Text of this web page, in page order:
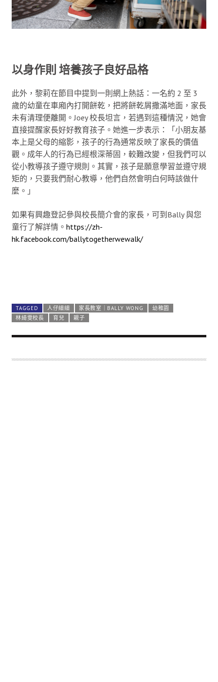
以身作則 培養孩子良好品格
此外，黎莉在節目中提到一則網上熱話：一名約 2 至 3
歲的幼童在車廂內打開餅乾，把將餅乾屑撒滿地面，家長
未有清理便離開。Joey 校長坦言，若遇到這種情況，她會
直接提醒家長好好教育孩子。她進一步表示：「小朋友基
本上是父母的縮影，孩子的行為通常反映了家長的價值
觀。成年人的行為已經根深蒂固，較難改變，但我們可以
從小教導孩子遵守規則。其實，孩子是願意學習並遵守規
矩的，只要我們耐心教導，他們自然會明白何時該做什
麼。」
如果有興趣登記參與校長簡介會的家長，可到Bally 與您
童行了解詳情。 https://zh-
hk.facebook.com/ballytogetherwewalk/
TAGGED 人仔細細 家長教室｜BALLY WONG
幼稚園
林綺雯校長
育兒 親子